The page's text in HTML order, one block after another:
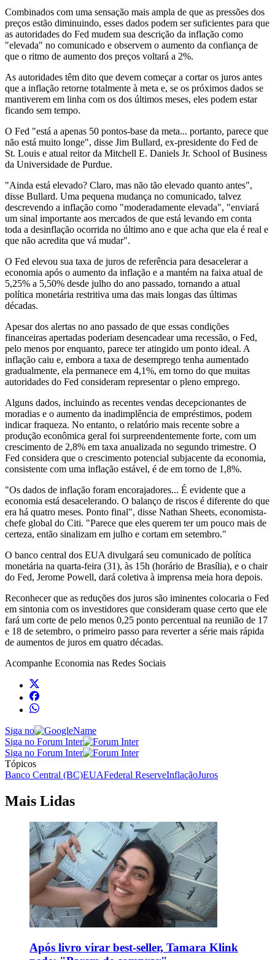
Combinados com uma sensação mais ampla de que as pressões dos
preços estão diminuindo, esses dados podem ser suficientes para que
as autoridades do Fed mudem sua descrição da inflação como
"elevada" no comunicado e observem o aumento da confiança de
que o ritmo de aumento dos preços voltará a 2%.
As autoridades têm dito que devem começar a cortar os juros antes
que a inflação retorne totalmente à meta e, se os próximos dados se
mantiverem em linha com os dos últimos meses, eles podem estar
ficando sem tempo.
O Fed "está a apenas 50 pontos-base da meta... portanto, parece que
não está muito longe", disse Jim Bullard, ex-presidente do Fed de
St. Louis e atual reitor da Mitchell E. Daniels Jr. School of Business
da Universidade de Purdue.
"Ainda está elevado? Claro, mas não tão elevado quanto antes",
disse Bullard. Uma pequena mudança no comunicado, talvez
descrevendo a inflação como "moderadamente elevada", "enviará
um sinal importante aos mercados de que está levando em conta
toda a desinflação ocorrida no último ano e que acha que ela é real e
que não acredita que vá mudar".
O Fed elevou sua taxa de juros de referência para desacelerar a
economia após o aumento da inflação e a mantém na faixa atual de
5,25% a 5,50% desde julho do ano passado, tornando a atual
política monetária restritiva uma das mais longas das últimas
décadas.
Apesar dos alertas no ano passado de que essas condições
financeiras apertadas poderiam desencadear uma recessão, o Fed,
pelo menos por enquanto, parece ter atingido um ponto ideal. A
inflação caiu e, embora a taxa de desemprego tenha aumentado
gradualmente, ela permanece em 4,1%, em torno do que muitas
autoridades do Fed consideram representar o pleno emprego.
Alguns dados, incluindo as recentes vendas decepcionantes de
moradias e o aumento da inadimplência de empréstimos, podem
indicar fraqueza. No entanto, o relatório mais recente sobre a
produção econômica geral foi surpreendentemente forte, com um
crescimento de 2,8% em taxa anualizada no segundo trimestre. O
Fed considera que o crescimento potencial subjacente da economia,
consistente com uma inflação estável, é de em torno de 1,8%.
"Os dados de inflação foram encorajadores... É evidente que a
economia está desacelerando. O balanço de riscos é diferente do que
era há quatro meses. Ponto final", disse Nathan Sheets, economista-
chefe global do Citi. "Parece que eles querem ter um pouco mais de
certeza, então sinalizam em julho e cortam em setembro."
O banco central dos EUA divulgará seu comunicado de política
monetária na quarta-feira (31), às 15h (horário de Brasília), e o chair
do Fed, Jerome Powell, dará coletiva à imprensa meia hora depois.
Reconhecer que as reduções dos juros são iminentes colocaria o Fed
em sintonia com os investidores que consideram quase certo que ele
fará um corte de pelo menos 0,25 ponto percentual na reunião de 17
e 18 de setembro, o primeiro passo para reverter a série mais rápida
de aumentos de juros em quatro décadas.
Acompanhe Economia nas Redes Sociais
Siga no
Siga no Forum Inter
Siga no Forum Inter
Tópicos
Banco Central (BC)EUAFederal ReserveInflaçãoJuros
Mais Lidas
Após livro virar best-seller, Tamara Klink